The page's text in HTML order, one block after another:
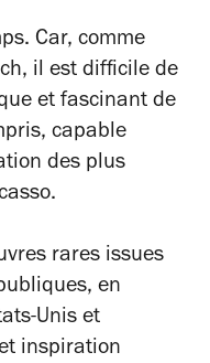
Car, comme
il est difficile de
et fascinant de
capable
des plus
rares issues
en
Unis et
inspiration